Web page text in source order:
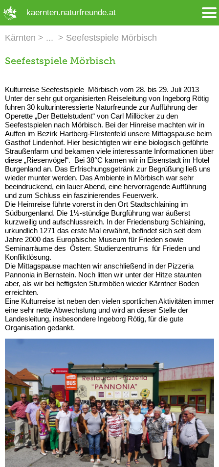
kaernten.naturfreunde.at
Kärnten Seefestspiele Mörbisch
Seefestspiele Mörbisch
Kulturreise Seefestspiele Mörbisch vom 28. bis 29. Juli 2013
Unter der sehr gut organisierten Reiseleitung von Ingeborg Rötig
fuhren 30 kulturinteressierte Naturfreunde zur Aufführung der
Operette „Der Bettelstudent“ von Carl Millöcker zu den
Seefestspielen nach Mörbisch. Bei der Hinreise machten wir in
Auffen im Bezirk Hartberg-Fürstenfeld unsere Mittagspause beim
Gasthof Lindenhof. Hier besichtigten wir eine biologisch geführte
Straußenfarm und bekamen viele interessante Informationen über
diese „Riesenvögel“. Bei 38°C kamen wir in Eisenstadt im Hotel
Burgenland an. Das Erfrischungsgetränk zur Begrüßung ließ uns
wieder munter werden. Das Ambiente in Mörbisch war sehr
beeindruckend, ein lauer Abend, eine hervorragende Aufführung
und zum Schluss ein faszinierendes Feuerwerk.
Die Heimreise führte vorerst in den Ort Stadtschlaining im
Südburgenland. Die 1½-stündige Burgführung war äußerst
kurzweilig und aufschlussreich. In der Friedensburg Schlaining,
urkundlich 1271 das erste Mal erwähnt, befindet sich seit dem
Jahre 2000 das Europäische Museum für Frieden sowie
Seminarräume des Österr. Studienzentrums für Frieden und
Konfliktlösung.
Die Mittagspause machten wir anschließend in der Pizzeria
Pannonia in Bernstein. Noch litten wir unter der Hitze staunten
aber, als wir bei heftigsten Sturmböen wieder Kärntner Boden
erreichten.
Eine Kulturreise ist neben den vielen sportlichen Aktivitäten immer
eine sehr nette Abwechslung und wird an dieser Stelle der
Landesleitung, insbesondere Ingeborg Rötig, für die gute
Organisation gedankt.